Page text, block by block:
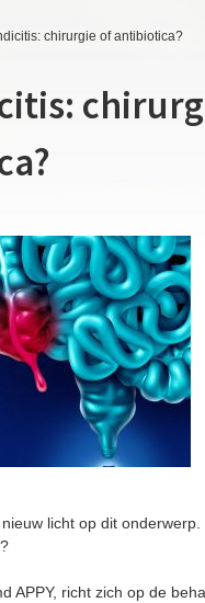
chirurgie of antibiotica?
licht op dit
APPY, richt zich op de